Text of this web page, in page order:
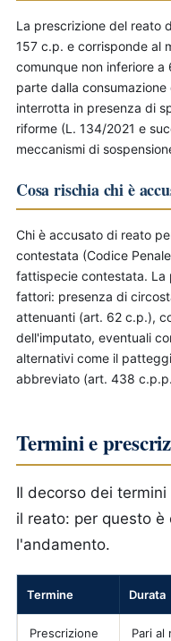
La prescrizione del reato
157 c.p. e corrisponde al
comunque non inferiore
parte dalla
interrotta in presenza di
riforme (L. 134/2021 e
meccanismi di
Cosa rischia chi è
Chi è accusato di reato
contestata (Codice
fattispecie contestata. La
fattori: presenza di
attenuanti (art. 62 c.p.),
dell'imputato, eventuali
alternativi come il
abbreviato (art. 438
Termini e
Il decorso dei
il reato: per questo è
l'andamento.
Termine Durata
Prescrizione
Pari al